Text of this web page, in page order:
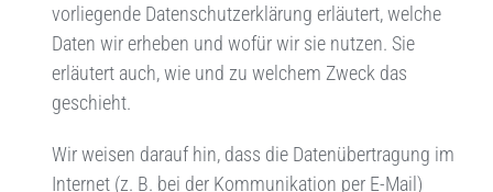
vorliegende Datenschutzerklärung erläutert, welche
Daten wir erheben und wofür wir sie nutzen. Sie
erläutert auch, wie und zu welchem Zweck das
geschieht.
Wir weisen darauf hin, dass die Datenübertragung im
Internet (z. B. bei der Kommunikation per E-Mail)